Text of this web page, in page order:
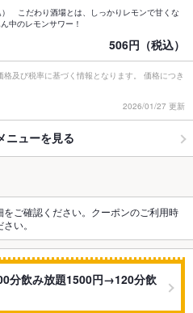
こだわり酒場とは、しっかりレモンで甘くな
中のレモンサワー！
506円（税込）
及び税率に基づく情報となります。 価格につき
2026/01/27 更新
ニューを見る
ご確認ください。クーポンのご利用時
い。
分飲み放題1500円→120分飲